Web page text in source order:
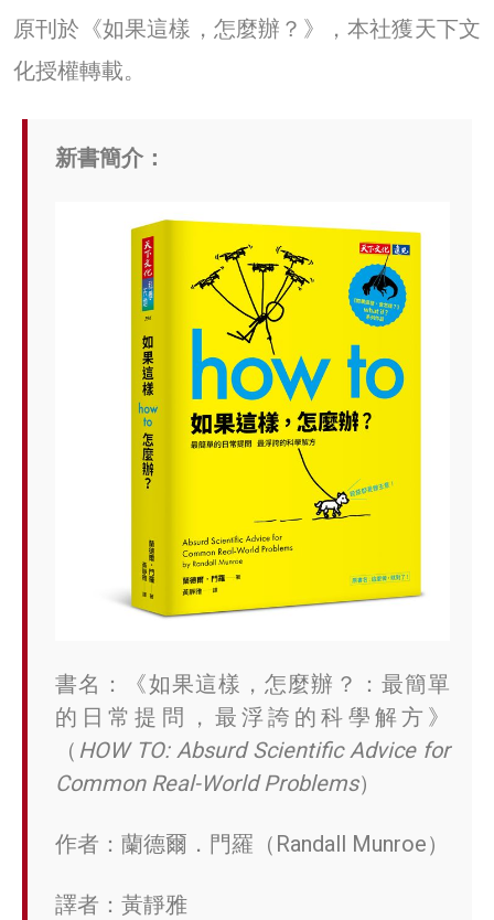
原刊於《如果這樣，怎麼辦？》，本社獲天下文
化授權轉載。
新書簡介：
書名：《如果這樣，怎麼辦？：最簡單
的日常提問，最浮誇的科學解方》
（ HOW TO: Absurd Scientific Advice for
Common Real-World Problems）
作者：蘭德爾．門羅（Randall Munroe）
譯者：黃靜雅